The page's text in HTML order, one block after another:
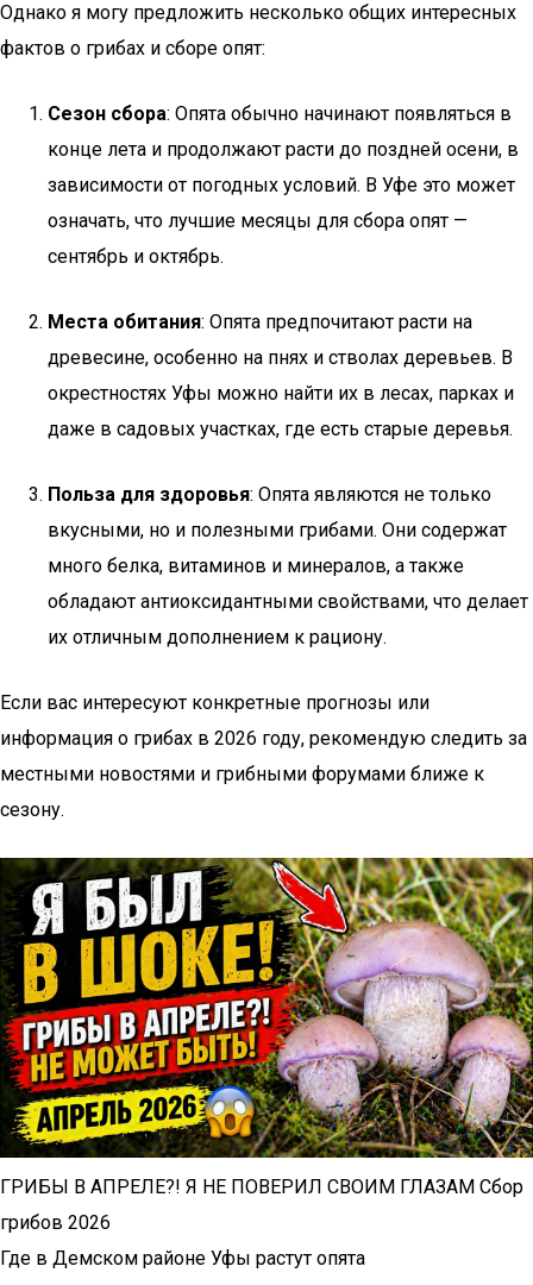
Однако я могу предложить несколько общих интересных
фактов о грибах и сборе опят:
Сезон сбора: Опята обычно начинают появляться в
конце лета и продолжают расти до поздней осени, в
зависимости от погодных условий. В Уфе это может
означать, что лучшие месяцы для сбора опят —
сентябрь и октябрь.
Места обитания: Опята предпочитают расти на
древесине, особенно на пнях и стволах деревьев. В
окрестностях Уфы можно найти их в лесах, парках и
даже в садовых участках, где есть старые деревья.
Польза для здоровья: Опята являются не только
вкусными, но и полезными грибами. Они содержат
много белка, витаминов и минералов, а также
обладают антиоксидантными свойствами, что делает
их отличным дополнением к рациону.
Если вас интересуют конкретные прогнозы или
информация о грибах в 2026 году, рекомендую следить за
местными новостями и грибными форумами ближе к
сезону.
ГРИБЫ В АПРЕЛЕ?! Я НЕ ПОВЕРИЛ СВОИМ ГЛАЗАМ Сбор
грибов 2026
Где в Демском районе Уфы растут опята